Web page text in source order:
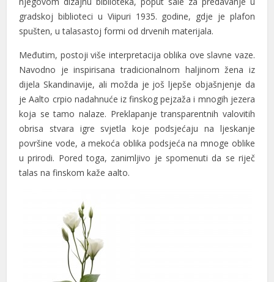
gradskoj biblioteci u Viipuri 1935. godine, gdje je plafon
spušten, u talasastoj formi od drvenih materijala.
Međutim, postoji više interpretacija oblika ove slavne vaze.
Navodno je inspirisana tradicionalnom haljinom žena iz
dijela Skandinavije, ali možda je još ljepše objašnjenje da
je Aalto crpio nadahnuće iz finskog pejzaža i mnogih jezera
koja se tamo nalaze. Preklapanje transparentnih valovitih
obrisa stvara igre svjetla koje podsjećaju na ljeskanje
površine vode, a mekoća oblika podsjeća na mnoge oblike
u prirodi. Pored toga, zanimljivo je spomenuti da se riječ
talas na finskom kaže aalto.